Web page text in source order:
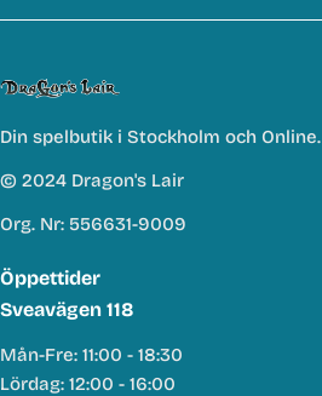
Din spelbutik i Stockholm och Online.
© 2024 Dragon's Lair
Org. Nr: 556631-9009
Öppettider
Sveavägen 118
Mån-Fre: 11:00 - 18:30
Lördag: 12:00 - 16:00